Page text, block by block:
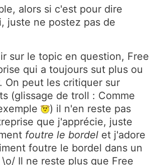
alors si c'est pour dire
juste ne postez pas de
sur le topic en question, Free
qui a toujours sut plus ou
On peut les critiquer sur
(glissage de troll : Comme
) il n'en reste pas
que j'apprécie, juste
foutre le bordel et j'adore
foutre le bordel dans un
Il ne reste plus que Free